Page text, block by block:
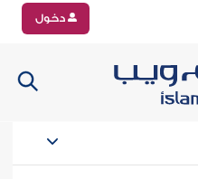
دخول